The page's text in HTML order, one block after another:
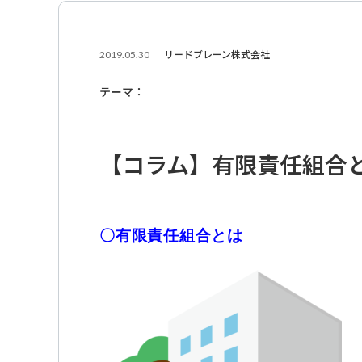
2019.05.30 リードブレーン株式会社
テーマ：
【コラム】有限責任組合
〇有限責任組合とは